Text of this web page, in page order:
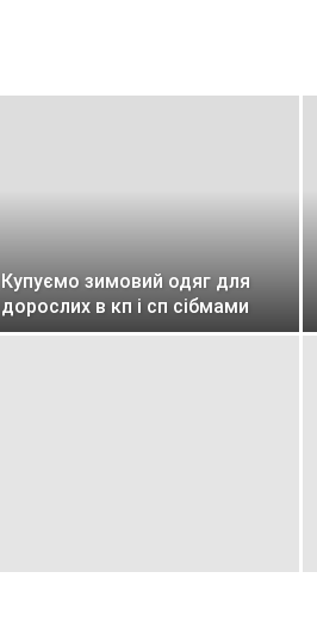
Купуємо зимовий одяг для
дорослих в кп і сп сібмами